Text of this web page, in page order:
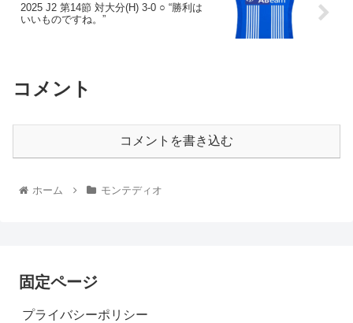
2025 J2 第14節 対大分(H) 3-0 ○ “勝利は
いいものですね。”
コメント
コメントを書き込む
ホーム モンテディオ
固定ページ
プライバシーポリシー